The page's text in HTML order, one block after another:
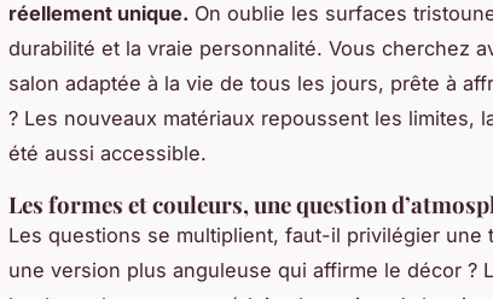
réellement unique. On oublie les surfaces
durabilité et la vraie personnalité. Vous cherchez
salon adaptée à la vie de tous les jours, prête à
? Les nouveaux matériaux repoussent les limites,
été aussi accessible.
Les formes et couleurs, une question
Les questions se multiplient, faut-il privilégier une
une version plus anguleuse qui affirme le décor ?